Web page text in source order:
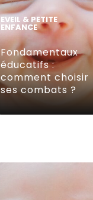
EVEIL & PETITE
ENFANCE
Fondamentaux
éducatifs :
comment choisir
ses combats ?